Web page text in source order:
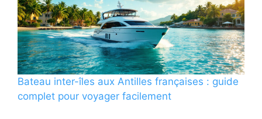
Bateau inter-îles aux Antilles françaises : guide
complet pour voyager facilement